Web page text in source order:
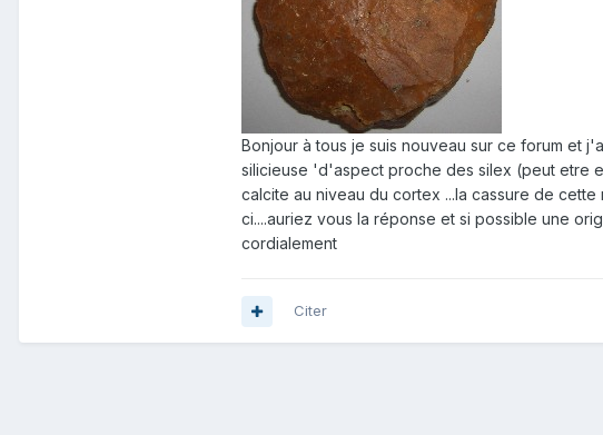
Bonjour à tous je suis nouveau sur ce forum et
silicieuse 'd'aspect proche des silex (peut etre
calcite au niveau du cortex ...la cassure de
ci....auriez vous la réponse et si possible une
cordialement
Citer